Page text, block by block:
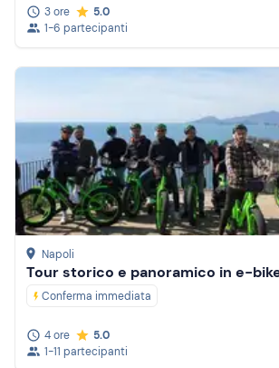
3 ore
5.0
1-6 partecipanti
Napoli
Tour storico e panoramico in e-
Conferma immediata
4 ore
5.0
1-11 partecipanti